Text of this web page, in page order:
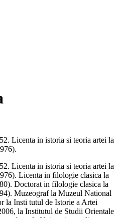
Licenta in istoria si teoria artei la
Licenta in istoria si teoria artei la
Licenta in filologie clasica la
Doctorat in filologie clasica la
Muzeograf la Muzeul National
la Insti tutul de Istorie a Artei
la Institutul de Studii Orientale